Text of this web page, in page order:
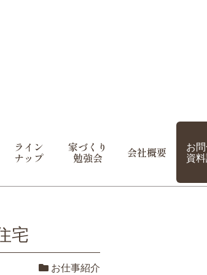
ライン
ナップ
家づくり
勉強会 会社概要 お
資
宅
お仕事紹介